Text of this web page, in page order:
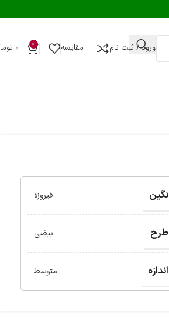
ورود / ثبت نام مقایسه 0 ۰
نگین فیروزه
طرح بیضی
اندازه متوسط